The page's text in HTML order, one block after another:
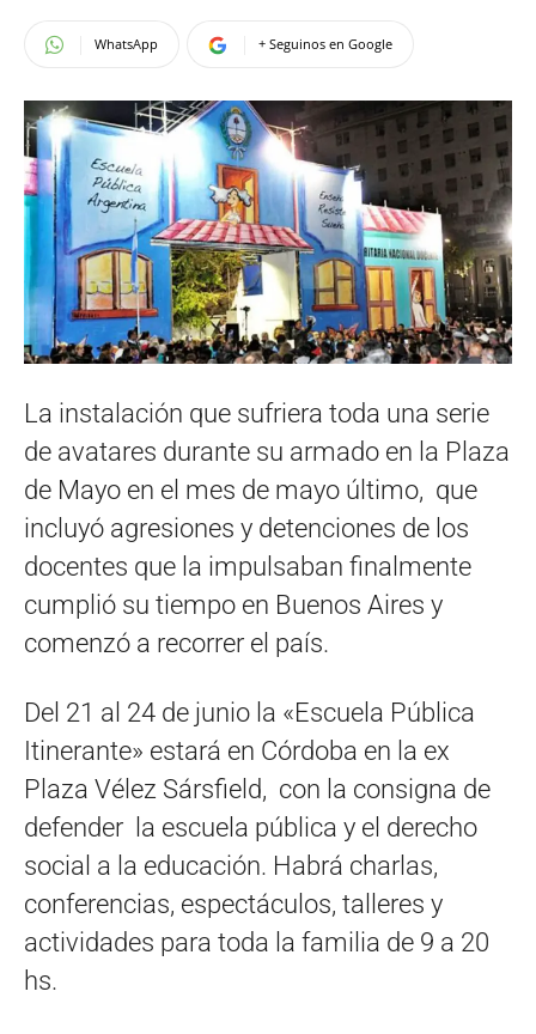
WhatsApp + Seguinos en Google
La instalación que sufriera toda una serie
de avatares durante su armado en la Plaza
de Mayo en el mes de mayo último, que
incluyó agresiones y detenciones de los
docentes que la impulsaban finalmente
cumplió su tiempo en Buenos Aires y
comenzó a recorrer el país.
Del 21 al 24 de junio la «Escuela Pública
Itinerante» estará en Córdoba en la ex
Plaza Vélez Sársfield, con la consigna de
defender la escuela pública y el derecho
social a la educación. Habrá charlas,
conferencias, espectáculos, talleres y
actividades para toda la familia de 9 a 20
hs.